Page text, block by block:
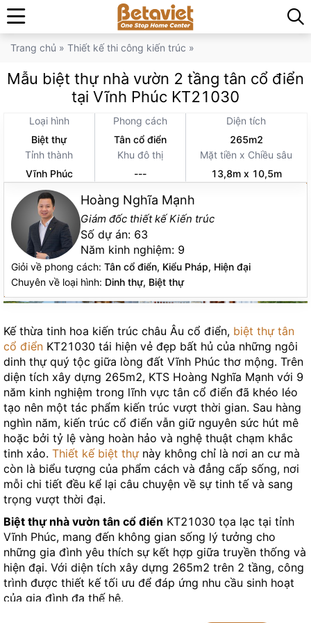
Trang chủ » Thiết kế thi công kiến trúc »
Mẫu biệt thự nhà vườn 2 tầng tân cổ điển
tại Vĩnh Phúc KT21030
Loại hình
Biệt thự
Phong cách
Tân cổ điển
Diện tích
265m2
Tỉnh thành
Vĩnh Phúc
Khu đô thị
---
Mặt tiền x Chiều sâu
13,8m x 10,5m
Hoàng Nghĩa Mạnh
Giám đốc thiết kế Kiến trúc
Số dự án: 63
Năm kinh nghiệm: 9
Giỏi về phong cách: Tân cổ điển, Kiểu Pháp, Hiện đại
Chuyên về loại hình: Dinh thự, Biệt thự
Kế thừa tinh hoa kiến trúc châu Âu cổ điển, biệt thự tân
cổ điển KT21030 tái hiện vẻ đẹp bất hủ của những ngôi
dinh thự quý tộc giữa lòng đất Vĩnh Phúc thơ mộng. Trên
diện tích xây dựng 265m2, KTS Hoàng Nghĩa Mạnh với 9
năm kinh nghiệm trong lĩnh vực tân cổ điển đã khéo léo
tạo nên một tác phẩm kiến trúc vượt thời gian. Sau hàng
nghìn năm, kiến trúc cổ điển vẫn giữ nguyên sức hút mê
hoặc bởi tỷ lệ vàng hoàn hảo và nghệ thuật chạm khắc
tinh xảo. Thiết kế biệt thựnày không chỉ là nơi an cư mà
còn là biểu tượng của phẩm cách và đẳng cấp sống, nơi
mỗi chi tiết đều kể lại câu chuyện về sự tinh tế và sang
trọng vượt thời đại.
Biệt thự nhà vườn tân cổ điển KT21030 tọa lạc tại tỉnh
Vĩnh Phúc, mang đến không gian sống lý tưởng cho
những gia đình yêu thích sự kết hợp giữa truyền thống và
hiện đại. Với diện tích xây dựng 265m2 trên 2 tầng, công
trình được thiết kế tối ưu để đáp ứng nhu cầu sinh hoạt
của gia đình đa thế hệ.
của dự án nằm ở sự cân bằng hoàn hảo